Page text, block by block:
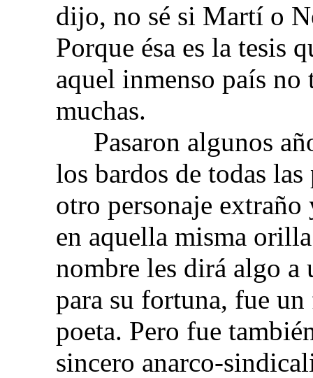
dijo, no sé si Martí o
Porque ésa es la tesis
aquel inmenso país
muchas.
Pasaron algunos
los bardos de todas
otro personaje
en aquella misma
nombre les dirá algo
para su fortuna, fue
poeta. Pero fue
sincero anarco-